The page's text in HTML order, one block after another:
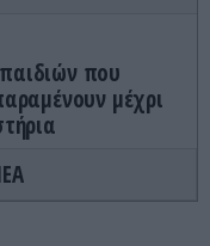
που
μέχρι
22:57